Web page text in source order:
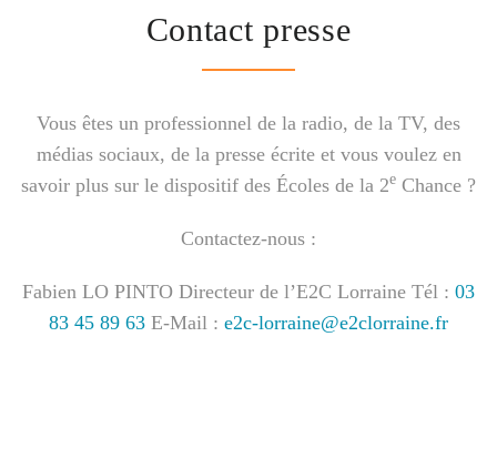
Contact presse
Vous êtes un professionnel de la radio, de la TV, des
médias sociaux, de la presse écrite et vous voulez en
savoir plus sur le dispositif des Écoles de la 2e Chance ?
Contactez-nous :
Fabien LO PINTO Directeur de l’E2C Lorraine Tél : 03
83 45 89 63 E-Mail : e2c-lorraine@e2clorraine.fr